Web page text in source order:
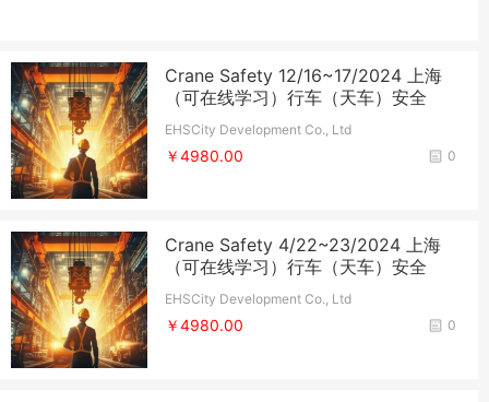
Crane Safety 12/16~17/2024 上海
（可在线学习）行车（天车）安全
EHSCity Development Co., Ltd
0
￥4980.00
Crane Safety 4/22~23/2024 上海
（可在线学习）行车（天车）安全
EHSCity Development Co., Ltd
0
￥4980.00